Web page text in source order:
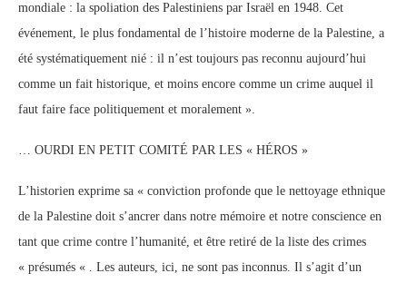
mondiale : la spoliation des Palestiniens par Israël en 1948. Cet
événement, le plus fondamental de l’histoire moderne de la Palestine, a
été systématiquement nié : il n’est toujours pas reconnu aujourd’hui
comme un fait historique, et moins encore comme un crime auquel il
faut faire face politiquement et moralement ».
… OURDI EN PETIT COMITÉ PAR LES « HÉROS »
L’historien exprime sa « conviction profonde que le nettoyage ethnique
de la Palestine doit s’ancrer dans notre mémoire et notre conscience en
tant que crime contre l’humanité, et être retiré de la liste des crimes
« présumés « . Les auteurs, ici, ne sont pas inconnus. Il s’agit d’un